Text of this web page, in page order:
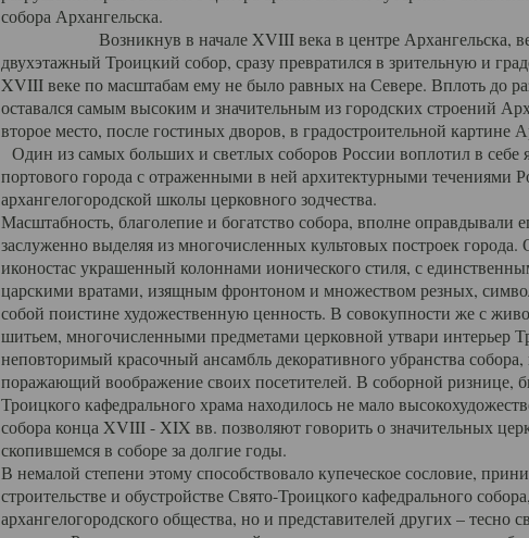
собора Архангельска.
Возникнув в начале XVIII века в центре Архангельска,
двухэтажный Троицкий собор, сразу превратился в зрительную и
XVIII веке по масштабам ему не было равных на Севере. Вплоть до
оставался самым высоким и значительным из городских строений
второе место, после гостиных дворов, в градостроительной картине
Один из самых больших и светлых соборов России воплотил в себе
портового города с отраженными в ней архитектурными течениями
архангелогородской школы церковного зодчества.
Масштабность, благолепие и богатство собора, вполне оправдывали
заслуженно выделяя из многочисленных культовых построек
иконостас украшенный колоннами ионического стиля, с
царскими вратами, изящным фронтоном и множеством резных,
собой поистине художественную ценность. В совокупности же с
шитьем, многочисленными предметами церковной утвари интерьер
неповторимый красочный ансамбль декоративного убранства
поражающий воображение своих посетителей. В соборной ризнице,
Троицкого кафедрального храма находилось не мало
собора конца XVIII - XIX вв. позволяют говорить о значительных
скопившемся в соборе за долгие годы.
В немалой степени этому способствовало купеческое сословие,
строительстве и обустройстве Свято-Троицкого кафедрального
архангелогородского общества, но и представителей других – тесно